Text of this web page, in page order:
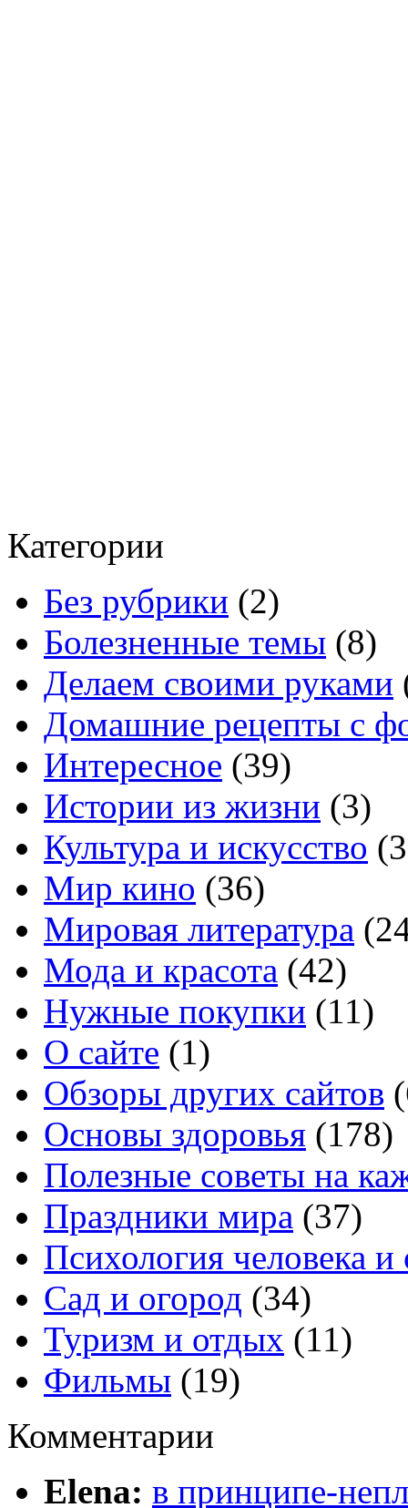
Категории
Без рубрики (2)
Болезненные темы (8)
Делаем своими руками
Домашние рецепты с
Интересное (39)
Истории из жизни (3)
Культура и искусство
Мир кино (36)
Мировая литература
Мода и красота (42)
Нужные покупки (11)
О сайте (1)
Обзоры других сайтов
Основы здоровья (178)
Полезные советы на
Праздники мира (37)
Психология человека
Сад и огород (34)
Туризм и отдых (11)
Фильмы (19)
Комментарии
Elena: в принципе-